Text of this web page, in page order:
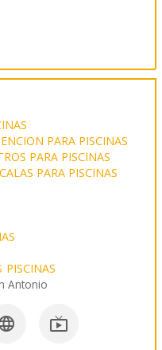
PARA PISCINAS
PARA PISCINAS
PARA PISCINAS
PISCINAS
Antonio
